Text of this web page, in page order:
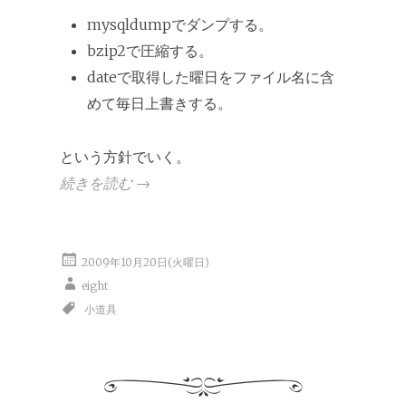
mysqldumpでダンプする。
bzip2で圧縮する。
dateで取得した曜日をファイル名に含
めて毎日上書きする。
という方針でいく。
続きを読む →
2009年10月20日(火曜日)
eight
小道具